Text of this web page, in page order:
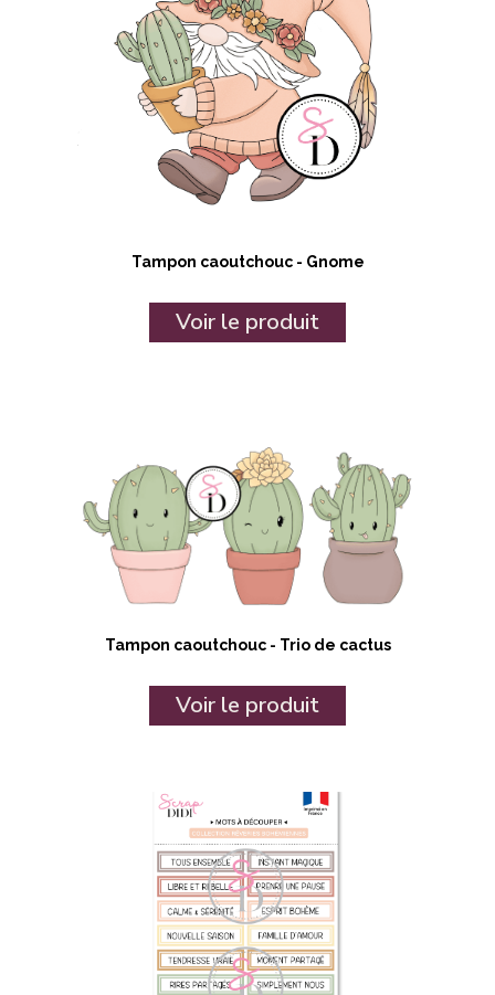
Tampon caoutchouc - Gnome
Voir le produit
Tampon caoutchouc - Trio de cactus
Voir le produit